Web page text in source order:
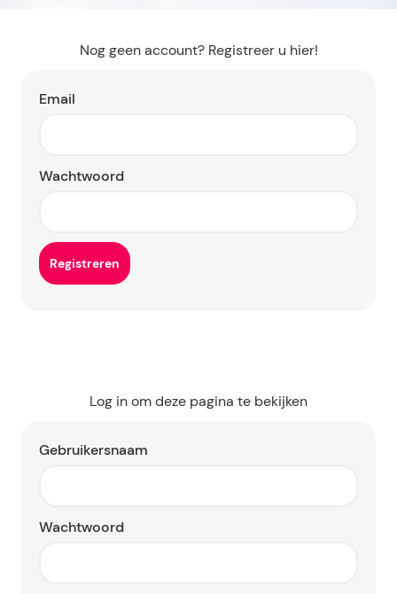
Nog geen account? Registreer u hier!
Email
Wachtwoord
Log in om deze pagina te bekijken
Gebruikersnaam
Wachtwoord